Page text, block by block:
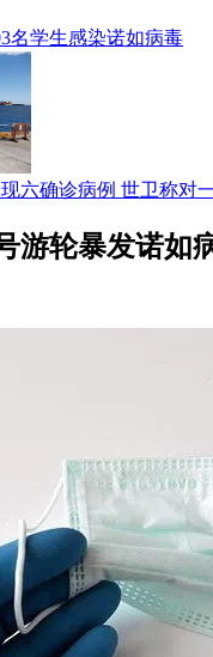
名学生感染诺如病毒
六确诊病例 世卫称对
游轮暴发诺如